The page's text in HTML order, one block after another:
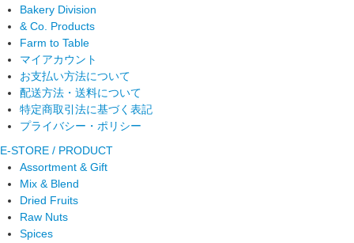
Bakery Division
& Co. Products
Farm to Table
マイアカウント
お支払い方法について
配送方法・送料について
特定商取引法に基づく表記
プライバシー・ポリシー
E-STORE / PRODUCT
Assortment & Gift
Mix & Blend
Dried Fruits
Raw Nuts
Spices